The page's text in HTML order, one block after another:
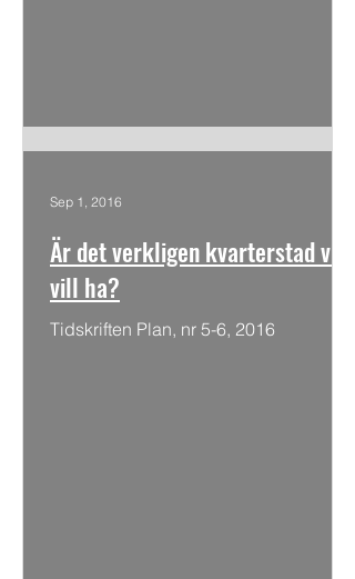
Är det verkligen kvarterstad vi
vill ha?
Tidskriften Plan, nr 5-6, 2016
Sep 1, 2016